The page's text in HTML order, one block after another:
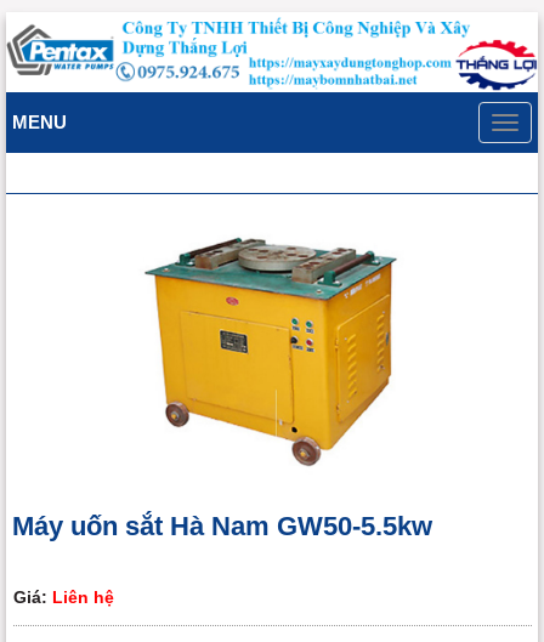
MENU
Máy uốn sắt Hà Nam GW50-5.5kw
Giá: Liên hệ